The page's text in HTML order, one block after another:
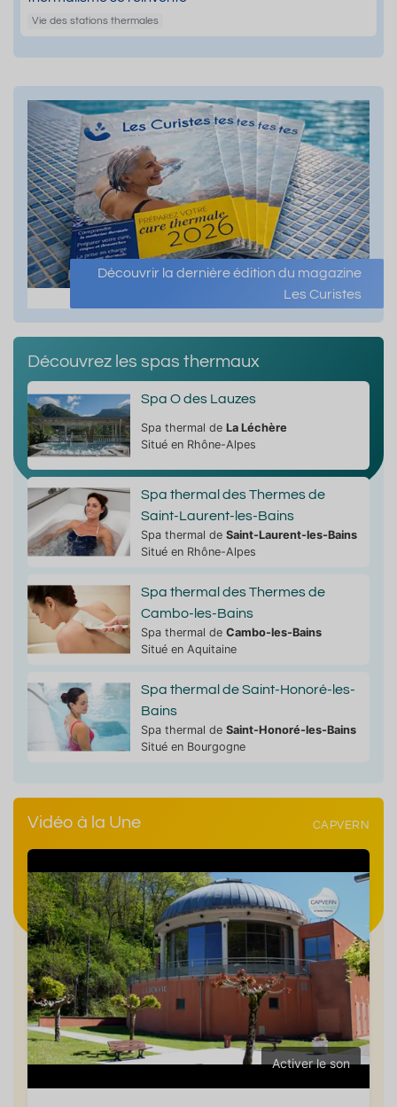
Vie des stations thermales
Découvrir la dernière édition du magazine
Les Curistes
Découvrez les spas thermaux
Spa O des Lauzes
Spa thermal de La Léchère
Situé en Rhône-Alpes
Spa thermal des Thermes de
Saint-Laurent-les-Bains
Spa thermal de Saint-Laurent-les-Bains
Situé en Rhône-Alpes
Spa thermal des Thermes de
Cambo-les-Bains
Spa thermal de Cambo-les-Bains
Situé en Aquitaine
Spa thermal de Saint-Honoré-les-
Bains
Spa thermal de Saint-Honoré-les-Bains
Situé en Bourgogne
Vidéo à la Une CAPVERN
Activer le son